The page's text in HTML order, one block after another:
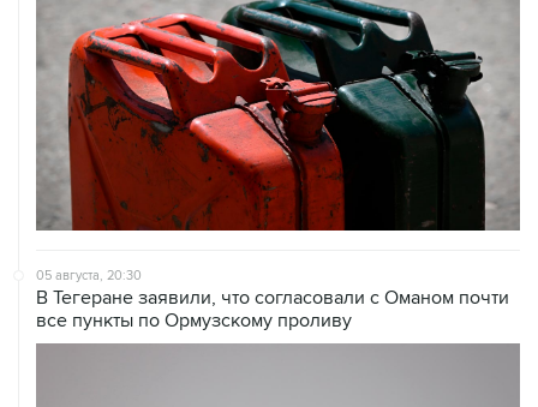
05 августа, 20:30
В Тегеране заявили, что согласовали с Оманом почти
все пункты по Ормузскому проливу